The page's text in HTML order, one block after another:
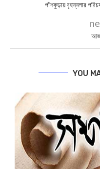
পাঁশকুড়ায় বৃহন্নলার
YOU